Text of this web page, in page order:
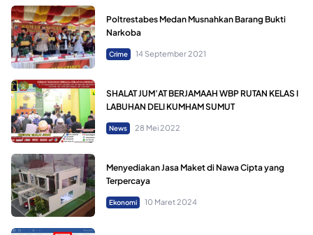
Poltrestabes Medan Musnahkan Barang Bukti
Narkoba
Crime 14 September 2021
SHALAT JUM’AT BERJAMAAH WBP RUTAN KELAS I
LABUHAN DELI KUMHAM SUMUT
News 28 Mei 2022
Menyediakan Jasa Maket di Nawa Cipta yang
Terpercaya
Ekonomi 10 Maret 2024